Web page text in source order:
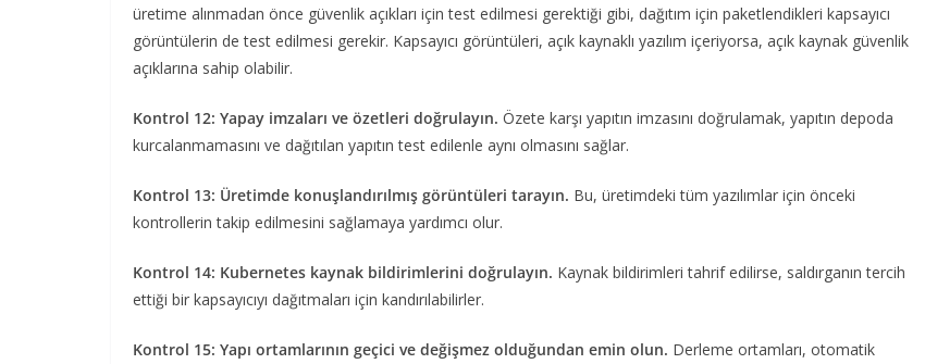
üretime alınmadan önce güvenlik açıkları için test edilmesi gerektiği gibi, dağıtım için paketlendikleri kapsayıcı
görüntülerin de test edilmesi gerekir. Kapsayıcı görüntüleri, açık kaynaklı yazılım içeriyorsa, açık kaynak güvenlik
açıklarına sahip olabilir.
Kontrol 12: Yapay imzaları ve özetleri doğrulayın. Özete karşı yapıtın imzasını doğrulamak, yapıtın depoda
kurcalanmamasını ve dağıtılan yapıtın test edilenle aynı olmasını sağlar.
Kontrol 13: Üretimde konuşlandırılmış görüntüleri tarayın. Bu, üretimdeki tüm yazılımlar için önceki
kontrollerin takip edilmesini sağlamaya yardımcı olur.
Kontrol 14: Kubernetes kaynak bildirimlerini doğrulayın. Kaynak bildirimleri tahrif edilirse, saldırganın tercih
ettiği bir kapsayıcıyı dağıtmaları için kandırılabilirler.
Kontrol 15: Yapı ortamlarının geçici ve değişmez olduğundan emin olun. Derleme ortamları, otomatik